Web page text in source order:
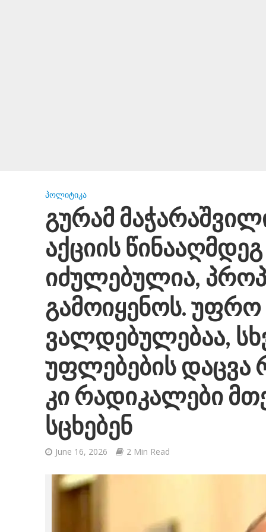
ᲞᲝᲚᲘᲢᲘᲙᲐ
გურამ
აქციის
იძულებულია,
გამოიყენოს. უფრო
ვალდებულებაა,
უფლებების დაცვა
კი რადიკალები
სცხებენ
June 16, 2026 2 Min Read